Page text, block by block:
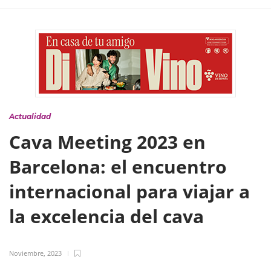
Actualidad
Cava Meeting 2023 en
Barcelona: el encuentro
internacional para viajar a
la excelencia del cava
Noviembre, 2023